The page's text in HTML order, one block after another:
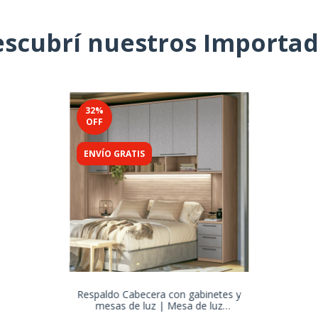
nuestros
32%
OFF
ENVÍO GRATIS
Respaldo Cabecera con gabinetes y
mesas de luz | Mesa de luz